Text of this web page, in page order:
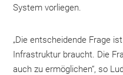
System vorliegen.
„Die entscheidende Frage
Infrastruktur braucht. Die
auch zu ermöglichen“, so